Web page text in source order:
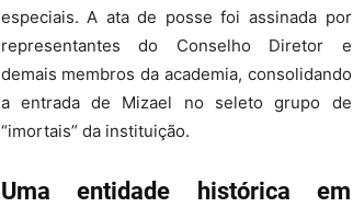
especiais. A ata de posse foi assinada por
representantes do Conselho Diretor e
demais membros da academia, consolidando
a entrada de Mizael no seleto grupo de
“imortais” da instituição.
Uma entidade histórica em